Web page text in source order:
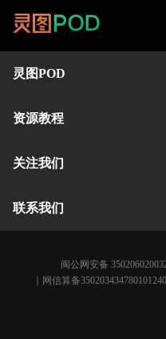
灵图POD
资源教程
关注我们
联系我们
闽公网安备
｜网信算备